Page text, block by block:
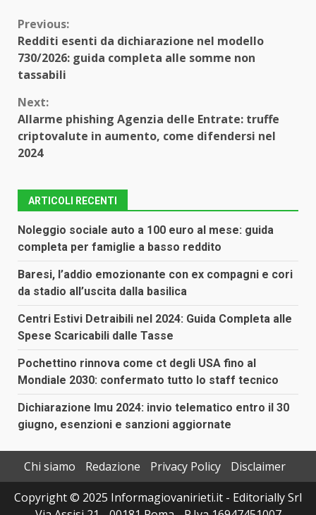
Continue
Reading
Previous:
Redditi esenti da dichiarazione nel modello
730/2026: guida completa alle somme non
tassabili
Next:
Allarme phishing Agenzia delle Entrate: truffe
criptovalute in aumento, come difendersi nel
2024
ARTICOLI RECENTI
Noleggio sociale auto a 100 euro al mese: guida
completa per famiglie a basso reddito
Baresi, l’addio emozionante con ex compagni e cori
da stadio all’uscita dalla basilica
Centri Estivi Detraibili nel 2024: Guida Completa alle
Spese Scaricabili dalle Tasse
Pochettino rinnova come ct degli USA fino al
Mondiale 2030: confermato tutto lo staff tecnico
Dichiarazione Imu 2024: invio telematico entro il 30
giugno, esenzioni e sanzioni aggiornate
Chi siamo Redazione Privacy Policy
Disclaimer
Copyright © 2025 Informagiovanirieti.it - Editorially Srl